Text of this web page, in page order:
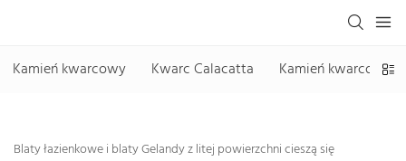
Kamień kwarcowy Kwarc Calacatta Kamień kwarcowy
Blaty łazienkowe i blaty Gelandy z litej powierzchni cieszą się